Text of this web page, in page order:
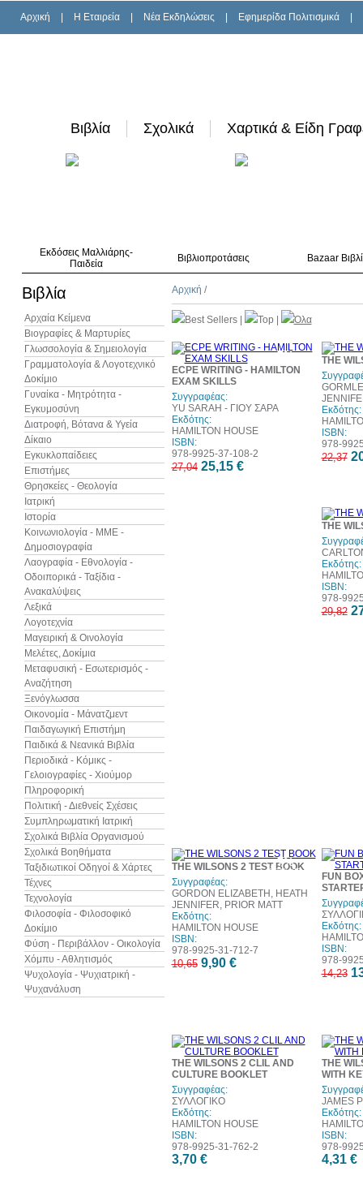
Αρχική H Εταιρεία Νέα Εκδηλώσεις Εφημερίδα Πολιτισμικά
Βιβλία Σχολικά Χαρτικά & Είδη
Εκδόσεις Μαλλιάρης-
Παιδεία
Βιβλιοπροτάσεις Bazaar
Βιβλία
Αρχαία Κείμενα
Βιογραφίες & Μαρτυρίες
Γλωσσολογία & Σημειολογία
Γραμματολογία & Λογοτεχνικό
Δοκίμιο
Γυναίκα - Μητρότητα -
Εγκυμοσύνη
Διατροφή, Βότανα & Υγεία
Δίκαιο
Εγκυκλοπαίδειες
Επιστήμες
Θρησκείες - Θεολογία
Ιατρική
Ιστορία
Κοινωνιολογία - ΜΜΕ -
Δημοσιογραφία
Λαογραφία - Εθνολογία -
Οδοιπορικά - Ταξίδια -
Ανακαλύψεις
Λεξικά
Λογοτεχνία
Μαγειρική & Οινολογία
Μελέτες, Δοκίμια
Μεταφυσική - Εσωτερισμός -
Αναζήτηση
Ξενόγλωσσα
Οικονομία - Μάνατζμεντ
Παιδαγωγική Επιστήμη
Παιδικά & Νεανικά Βιβλία
Περιοδικά - Κόμικς -
Γελοιογραφίες - Χιούμορ
Πληροφορική
Πολιτική - Διεθνείς Σχέσεις
Συμπληρωματική Ιατρική
Σχολικά Βιβλία Οργανισμού
Σχολικά Βοηθήματα
Ταξιδιωτικοί Οδηγοί & Χάρτες
Τέχνες
Τεχνολογία
Φιλοσοφία - Φιλοσοφικό
Δοκίμιο
Φύση - Περιβάλλον - Οικολογία
Χόμπυ - Αθλητισμός
Ψυχολογία - Ψυχιατρική -
Ψυχανάλυση
Αρχική /
Best Sellers| Top Όλα
7%
ECPE WRITING - HAMILTON
EXAM SKILLS
Συγγραφέας:
YU SARAH - ΓΙΟΥ ΣΑΡΑ
Εκδότης:
HAMILTON HOUSE
ISBN:
978-9925-37-108-2
27,04 25,15 €
THE
Εκδότης:
ISBN:
978-
22,37
THE
Εκδότης:
ISBN:
978-
29,82
7%
έκπτωση
THE WILSONS 2 TEST BOOK
Συγγραφέας:
GORDON ELIZABETH, HEATH
JENNIFER, PRIOR MATT
Εκδότης:
HAMILTON HOUSE
ISBN:
978-9925-31-712-7
10,65 9,90 €
FUN
Εκδότης:
ISBN:
978-
14,23
THE WILSONS 2 CLIL AND
CULTURE BOOKLET
Συγγραφέας:
ΣΥΛΛΟΓΙΚΟ
Εκδότης:
HAMILTON HOUSE
ISBN:
978-9925-31-762-2
3,70 €
THE
WITH
JAMES
Εκδότης:
ISBN:
978-
4,31 €